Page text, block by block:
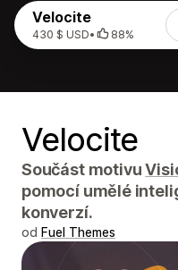
Velocite
430 $ USD• 88%
Velocite
Součást motivu
pomocí umělé
konverzí.
od Fuel Themes